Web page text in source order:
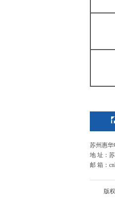
苏州惠华
地 址：
邮 箱：
版